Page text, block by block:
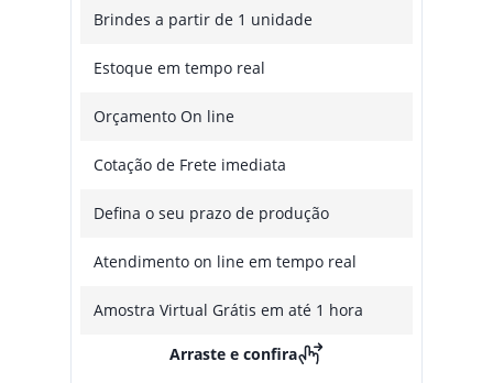
Brindes a partir de 1 unidade
Estoque em tempo real
Orçamento On line
Cotação de Frete imediata
Defina o seu prazo de produção
Atendimento on line em tempo real
Amostra Virtual Grátis em até 1 hora
Arraste e confira